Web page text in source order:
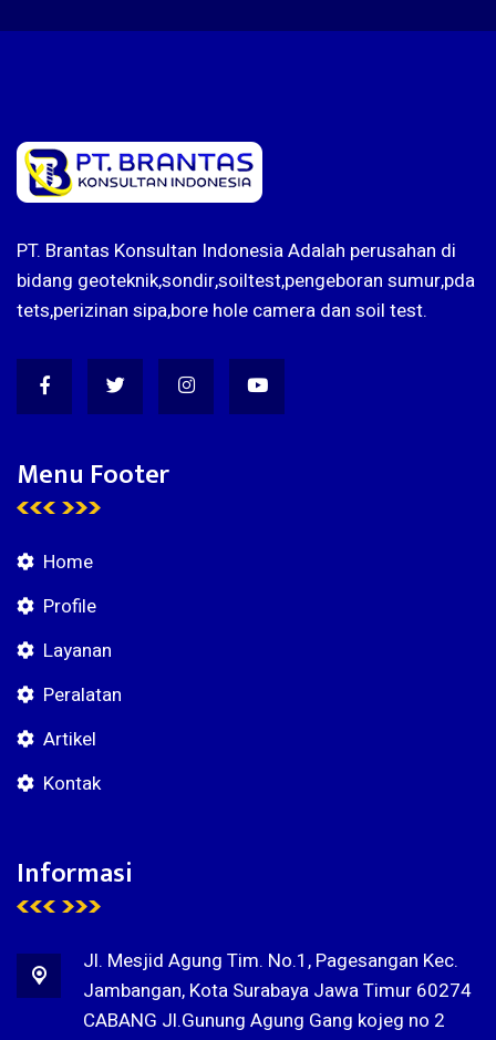
PT. Brantas Konsultan Indonesia Adalah perusahan di
bidang geoteknik,sondir,soiltest,pengeboran sumur,pda
tets,perizinan sipa,bore hole camera dan soil test.
Menu Footer
Home
Profile
Layanan
Peralatan
Artikel
Kontak
Informasi
Jl. Mesjid Agung Tim. No.1, Pagesangan Kec.
Jambangan, Kota Surabaya Jawa Timur 60274
CABANG Jl.Gunung Agung Gang kojeg no 2